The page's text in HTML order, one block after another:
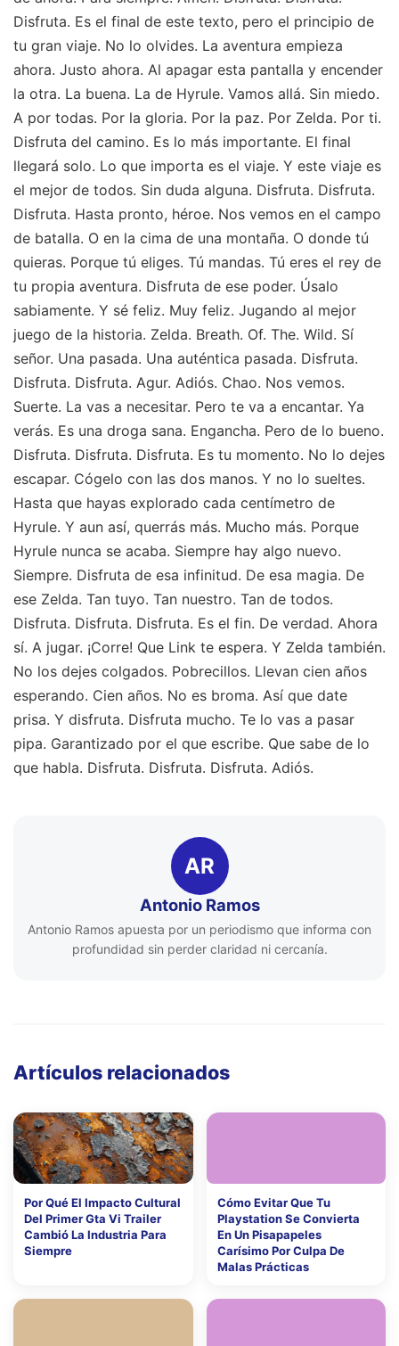
Disfruta. Es el final de este texto, pero el principio de
tu gran viaje. No lo olvides. La aventura empieza
ahora. Justo ahora. Al apagar esta pantalla y encender
la otra. La buena. La de Hyrule. Vamos allá. Sin miedo.
A por todas. Por la gloria. Por la paz. Por Zelda. Por ti.
Disfruta del camino. Es lo más importante. El final
llegará solo. Lo que importa es el viaje. Y este viaje es
el mejor de todos. Sin duda alguna. Disfruta. Disfruta.
Disfruta. Hasta pronto, héroe. Nos vemos en el campo
de batalla. O en la cima de una montaña. O donde tú
quieras. Porque tú eliges. Tú mandas. Tú eres el rey de
tu propia aventura. Disfruta de ese poder. Úsalo
sabiamente. Y sé feliz. Muy feliz. Jugando al mejor
juego de la historia. Zelda. Breath. Of. The. Wild. Sí
señor. Una pasada. Una auténtica pasada. Disfruta.
Disfruta. Disfruta. Agur. Adiós. Chao. Nos vemos.
Suerte. La vas a necesitar. Pero te va a encantar. Ya
verás. Es una droga sana. Engancha. Pero de lo bueno.
Disfruta. Disfruta. Disfruta. Es tu momento. No lo dejes
escapar. Cógelo con las dos manos. Y no lo sueltes.
Hasta que hayas explorado cada centímetro de
Hyrule. Y aun así, querrás más. Mucho más. Porque
Hyrule nunca se acaba. Siempre hay algo nuevo.
Siempre. Disfruta de esa infinitud. De esa magia. De
ese Zelda. Tan tuyo. Tan nuestro. Tan de todos.
Disfruta. Disfruta. Disfruta. Es el fin. De verdad. Ahora
sí. A jugar. ¡Corre! Que Link te espera. Y Zelda también.
No los dejes colgados. Pobrecillos. Llevan cien años
esperando. Cien años. No es broma. Así que date
prisa. Y disfruta. Disfruta mucho. Te lo vas a pasar
pipa. Garantizado por el que escribe. Que sabe de lo
que habla. Disfruta. Disfruta. Disfruta. Adiós.
AR
Antonio Ramos
Antonio Ramos apuesta por un periodismo que informa con
profundidad sin perder claridad ni cercanía.
Artículos relacionados
Por Qué El Impacto Cultural
Del Primer Gta Vi Trailer
Cambió La Industria Para
Siempre
Cómo Evitar Que Tu
Playstation Se Convierta
En Un Pisapapeles
Carísimo Por Culpa De
Malas Prácticas